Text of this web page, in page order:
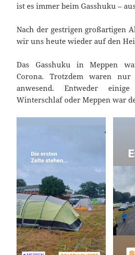
ist es immer beim Gasshuku –
Nach der gestrigen großartigen
wir uns heute wieder auf den
Das Gasshuku in Meppen
Corona. Trotzdem waren nur
anwesend. Entweder
Winterschlaf oder Meppen war